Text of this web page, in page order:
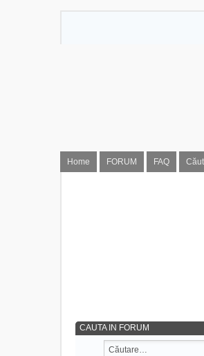
Home FORUM FAQ
CAUTA IN FORUM